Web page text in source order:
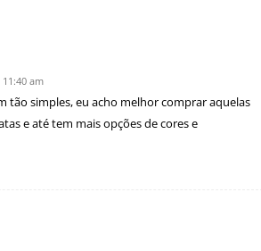
am
tão simples, eu acho melhor comprar aquelas
e até tem mais opções de cores e